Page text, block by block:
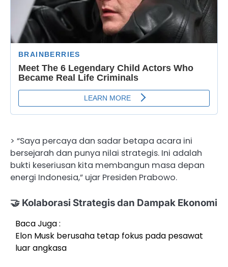
> “Saya percaya dan sadar betapa acara ini
bersejarah dan punya nilai strategis. Ini adalah
bukti keseriusan kita membangun masa depan
energi Indonesia,” ujar Presiden Prabowo.
🤝 Kolaborasi Strategis dan Dampak Ekonomi
Baca Juga :
Elon Musk berusaha tetap fokus pada pesawat
luar angkasa